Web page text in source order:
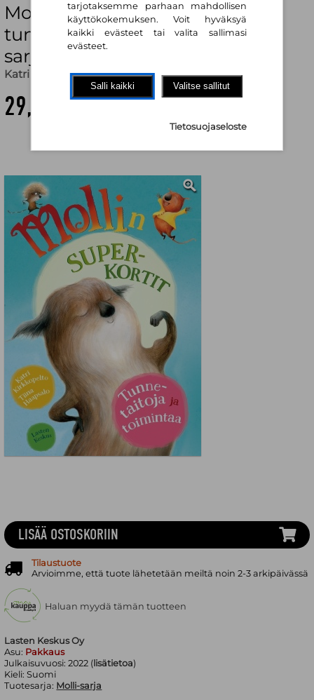
Mollin superkortit (28 korttia) :
tunnetaitoja ja toimintaa, Molli-
sarja
Katri Kirkkopelto,Tiina Haapasalo
29,50 €
Lasten Keskus Oy
Asu: Pakkaus
Julkaisuvuosi:2022 ( lisätietoa)
Kieli:Suomi
Tuotesarja: Molli-sarja
LISÄÄ OSTOSKORIIN
Tilaustuote
Arvioimme, että tuote lähetetään meiltä noin 2-3 arkipäivässä
Haluan myydä tämän tuotteen
tarjotaksemme parhaan mahdollisen
käyttökokemuksen. Voit hyväksyä
kaikki evästeet tai valita sallimasi
evästeet.
Salli kaikki Valitse sallitut
Tietosuojaseloste